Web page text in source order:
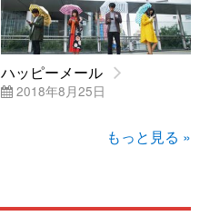
ハッピーメール
2018年8月25日
もっと見る »